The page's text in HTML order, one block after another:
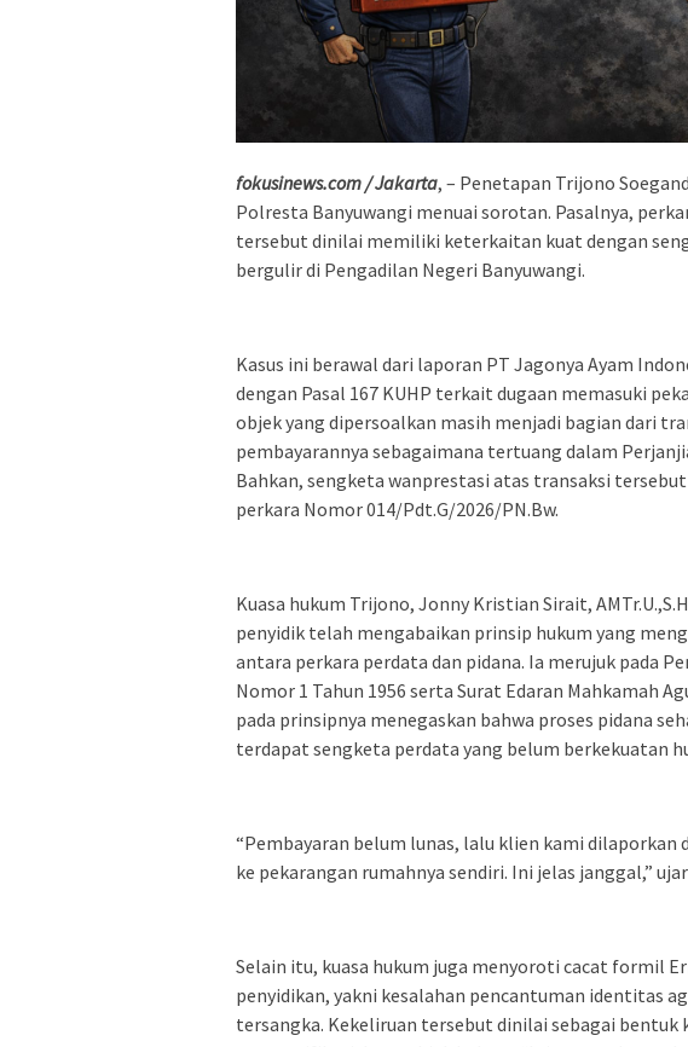
fokusinews.com / Jakarta, – Penetapan Trijono
Polresta Banyuwangi menuai sorotan. Pasalnya,
tersebut dinilai memiliki keterkaitan kuat dengan
bergulir di Pengadilan Negeri Banyuwangi.
Kasus ini berawal dari laporan PT Jagonya Ayam
dengan Pasal 167 KUHP terkait dugaan memasuki
objek yang dipersoalkan masih menjadi bagian dari
pembayarannya sebagaimana tertuang dalam
Bahkan, sengketa wanprestasi atas transaksi
perkara Nomor 014/Pdt.G/2026/PN.Bw.
Kuasa hukum Trijono, Jonny Kristian Sirait,
penyidik telah mengabaikan prinsip hukum yang
antara perkara perdata dan pidana. Ia merujuk pada
Nomor 1 Tahun 1956 serta Surat Edaran Mahkamah
pada prinsipnya menegaskan bahwa proses pidana
terdapat sengketa perdata yang belum berkekuatan
“Pembayaran belum lunas, lalu klien kami dilaporkan
ke pekarangan rumahnya sendiri. Ini jelas janggal,”
Selain itu, kuasa hukum juga menyoroti cacat formil
penyidikan, yakni kesalahan pencantuman identitas
tersangka. Kekeliruan tersebut dinilai sebagai